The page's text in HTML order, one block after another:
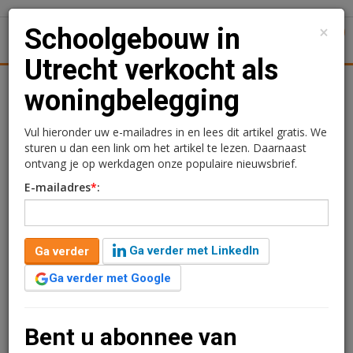
Juridisch | Fiscaal Transacties
Schoolgebouw in Utrecht
verkocht als
woningbelegging
12 november 2014 om 14:52 1 minuut leestijd
Alberts & Muus Bedrijfshuisvesting heeft onlangs het
herontwikkelde schoolgebouw gelegen aan de Anthoniedijk te
×
Schoolgebouw in
Utrecht verkocht als
woningbelegging
Vul hieronder uw e-mailadres in en lees dit artikel gratis. We
sturen u dan een link om het artikel te lezen. Daarnaast
ontvang je op werkdagen onze populaire nieuwsbrief.
E-mailadres*:
Ga verder
Ga verder met LinkedIn
Ga verder met Google
Bent u abonnee van